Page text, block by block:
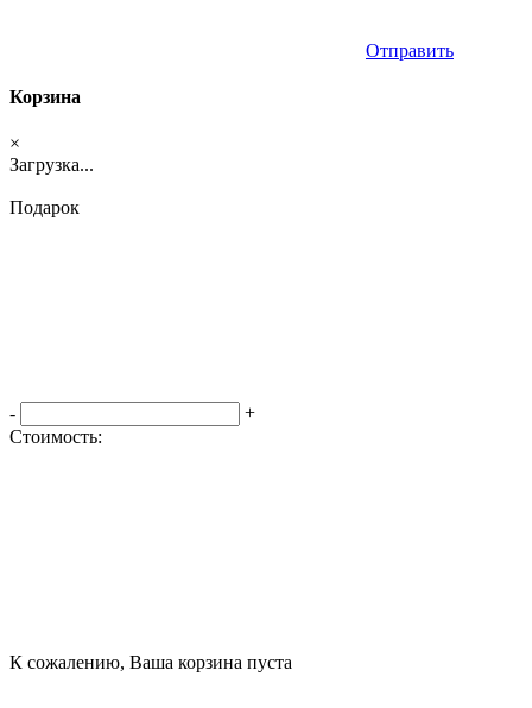
Отправить
Корзина
×
Загрузка...
Подарок
-
+
Стоимость:
К сожалению, Ваша корзина пуста